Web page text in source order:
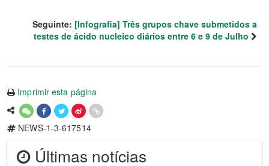
Seguinte: [Infografia] Três grupos chave submetidos a
testes de ácido nucleico diários entre 6 e 9 de Julho
Imprimir esta página
NEWS-1-3-617514
Últimas notícias